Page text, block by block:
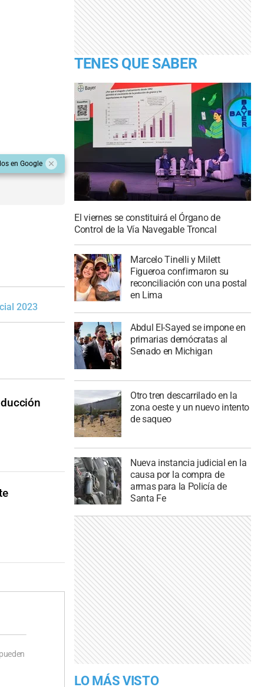
en Google
2023
TENES QUE SABER
El viernes se constituirá el Órgano de
Control de la Vía Navegable Troncal
Marcelo Tinelli y Milett
Figueroa confirmaron su
reconciliación con una postal
en Lima
Abdul El-Sayed se impone en
primarias demócratas al
Senado en Michigan
Otro tren descarrilado en la
zona oeste y un nuevo intento
de saqueo
Nueva instancia judicial en la
causa por la compra de
armas para la Policía de
Santa Fe
LO MÁS VISTO